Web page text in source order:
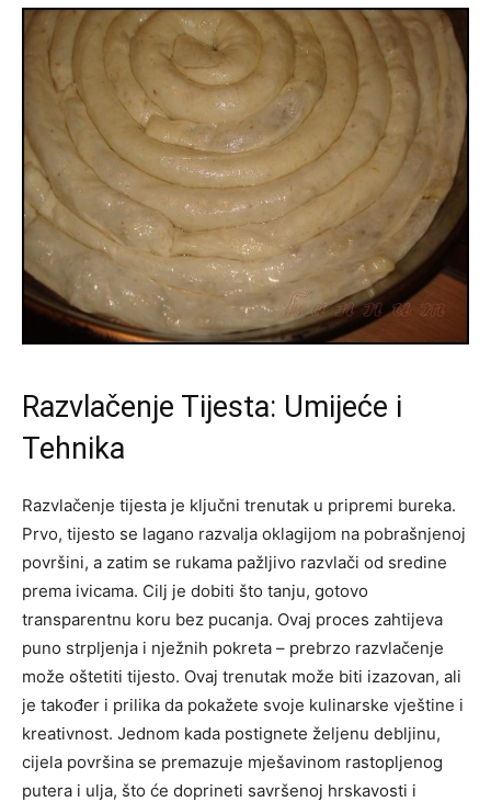
Razvlačenje Tijesta: Umijeće i
Tehnika
Razvlačenje tijesta je ključni trenutak u pripremi bureka.
Prvo, tijesto se lagano razvalja oklagijom na pobrašnjenoj
površini, a zatim se rukama pažljivo razvlači od sredine
prema ivicama. Cilj je dobiti što tanju, gotovo
transparentnu koru bez pucanja. Ovaj proces zahtijeva
puno strpljenja i nježnih pokreta – prebrzo razvlačenje
može oštetiti tijesto. Ovaj trenutak može biti izazovan, ali
je također i prilika da pokažete svoje kulinarske vještine i
kreativnost. Jednom kada postignete željenu debljinu,
cijela površina se premazuje mješavinom rastopljenog
putera i ulja, što će doprineti savršenoj hrskavosti i